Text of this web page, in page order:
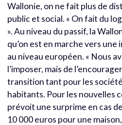
Wallonie, on ne fait plus de
public et social. « On fait du
». Au niveau du passif, la
qu’on est en marche vers
au niveau européen. « Nous
l’imposer, mais de
transition tant pour les
habitants. Pour les nouvelles
prévoit une surprime en cas
10 000 euros pour une